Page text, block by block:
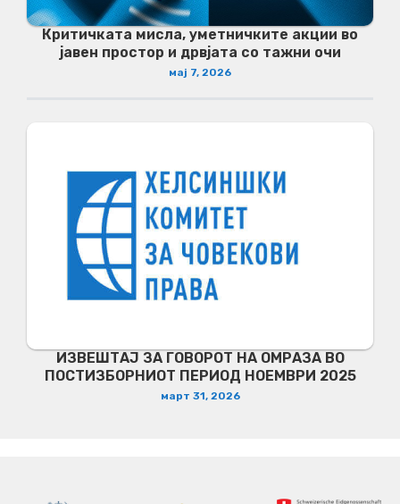
Критичката мисла, уметничките акции во
јавен простор и дрвјата со тажни очи
мај 7, 2026
ИЗВЕШТАЈ ЗА ГОВОРОТ НА ОМРАЗА ВО
ПОСТИЗБОРНИОТ ПЕРИОД НОЕМВРИ 2025
март 31, 2026